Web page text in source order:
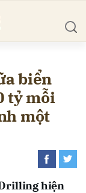
biển
tỷ mỗi
một
hiện